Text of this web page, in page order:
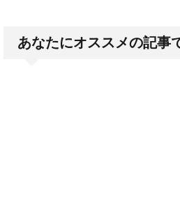
あなたにオススメの記事